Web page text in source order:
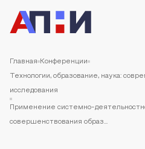
Главная Конференции
Технологии, образование, наука:
исследования
Применение системно-
совершенствования образ...